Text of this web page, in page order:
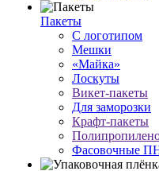
Пакеты
С логотипом
Мешки
«Майка»
Лоскуты
Викет-пакеты
Для заморозки
Крафт-пакеты
Фасовочные